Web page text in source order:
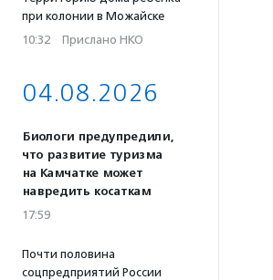
при колонии в Можайске
10:32 · Прислано НКО
04.08.2026
Биологи предупредили,
что развитие туризма
на Камчатке может
навредить косаткам
17:59
Почти половина
соцпредприятий России